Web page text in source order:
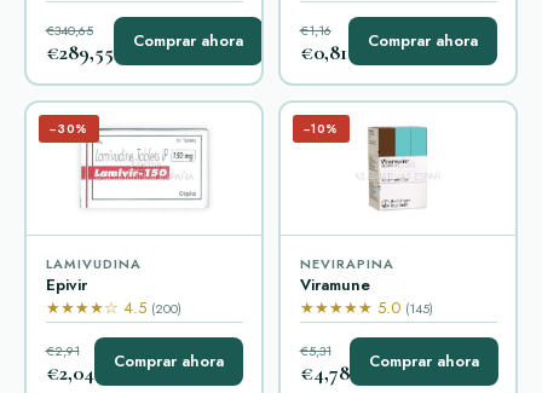
€340,65
€289,55 Comprar ahora €1,16
€0,81 Comprar ahora
−30%
LAMIVUDINA
Epivir
★★★★☆ 4.5 (200)
€2,91
€2,04 Comprar ahora
−10%
NEVIRAPINA
Viramune
★★★★★ 5.0 (145)
€5,31
€4,78 Comprar ahora